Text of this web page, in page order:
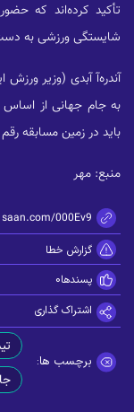
تأکید کرده‌اند که
شایستگی ورزشی به
آندره‌آ آبدی (وزیر ورزش
به جام جهانی از
باید در زمین مسابقه
منبع: مهر
000Ev9
گزارش خطا
پسندها0
اشتراک گذاری
برچسب ها: